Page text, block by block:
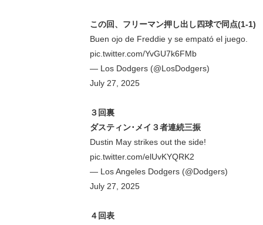
この回、フリーマン押し出し四球で同点(1-1)
Buen ojo de Freddie y se empató el juego.
pic.twitter.com/YvGU7k6FMb
— Los Dodgers (@LosDodgers)
July 27, 2025
３回裏
ダスティン･メイ３者連続三振
Dustin May strikes out the side!
pic.twitter.com/elUvKYQRK2
— Los Angeles Dodgers (@Dodgers)
July 27, 2025
４回表